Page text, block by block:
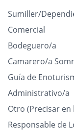
Sumiller/
Comercial
Bodeguero/a
Camarero/a
Guía de
Administrativo/a
Otro (Precisar
Responsable de